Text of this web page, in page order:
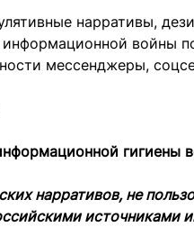
нарративы,
войны
мессенджеры,
гигиены
нарративов, не
источниками